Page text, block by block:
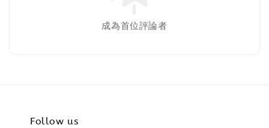
成為首位評論者
Follow us